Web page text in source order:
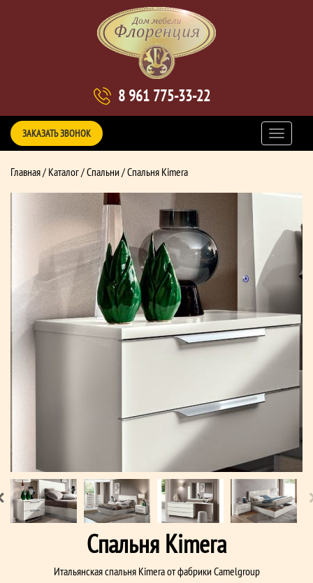
8 961 775-33-22
ЗАКАЗАТЬ ЗВОНОК
Главная/ Каталог/Спальни / Спальня Kimera
Спальня Kimera
Итальянская спальня Kimera от фабрики Camelgroup